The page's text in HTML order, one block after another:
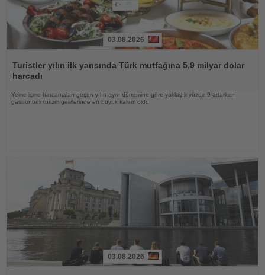
Oku
03.08.2026
Turistler yılın ilk yarısında Türk mutfağına 5,9 milyar dolar
harcadı
Yeme içme harcamaları geçen yılın aynı dönemine göre yaklaşık yüzde 9 artarken
gastronomi turizm gelirlerinde en büyük kalem oldu
03.08.2026